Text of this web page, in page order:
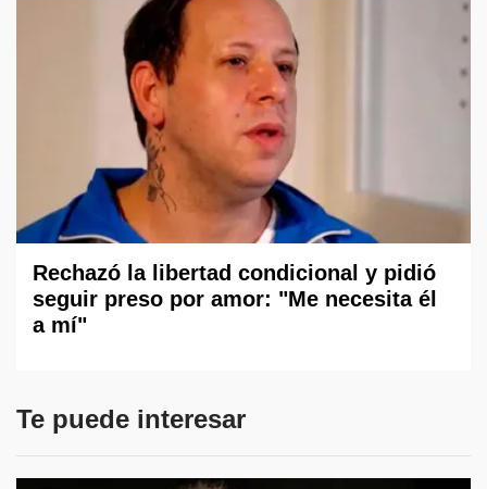
Rechazó la libertad condicional y pidió
seguir preso por amor: "Me necesita él
a mí"
Te puede interesar